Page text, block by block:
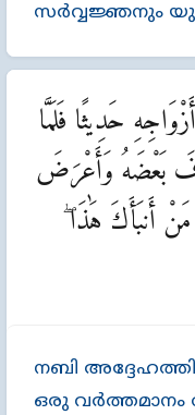
സര്‍വ്വജ്ഞനും
നബി
ഒരു
حَدِيثًا فَلَمَّا
بَعْضَهُ وَأَعْرَضَ
أَنبَأَكَ هَٰذَا